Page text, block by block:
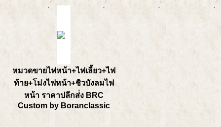
หมวดขายไฟหน้า+ไฟเลี้ยว+ไฟ
ท้าย+โม่งไฟหน้า+ชิวบังลมไฟ
หน้า ราคาปลีกส่่ง BRC
Custom by Boranclassic